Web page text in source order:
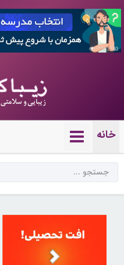
7361380
خانه